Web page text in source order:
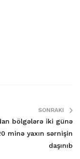
SONRAKI
bölgələrə iki günə
minə yaxın sərnişin
daşınıb